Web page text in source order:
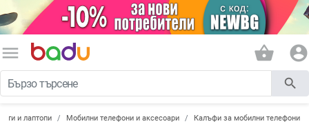
menu shopping_basket account_circle
search
и лаптопи Мобилни телефони и аксесоари Калъфи за мобилни телефони